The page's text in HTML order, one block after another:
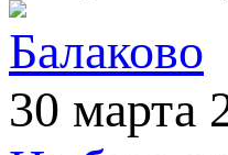
Балаково
30 марта